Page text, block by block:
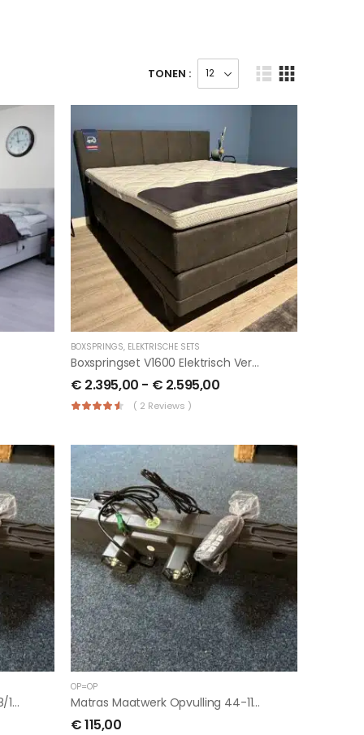
TONEN :
BOXSPRINGS, ELEKTRISCHE SETS
Boxspringset V1600 Elektrisch Verstelbaar -kompleet Incl Splittopper
€ 2.395,00 - € 2.595,00
( 2 Reviews )
Matras Maatwerk Alkoof 160/218/15 Cm Koudschuim
OP=OP
Matras Maatwerk Opvulling 44-115-12 Cm Hoog
€115,00